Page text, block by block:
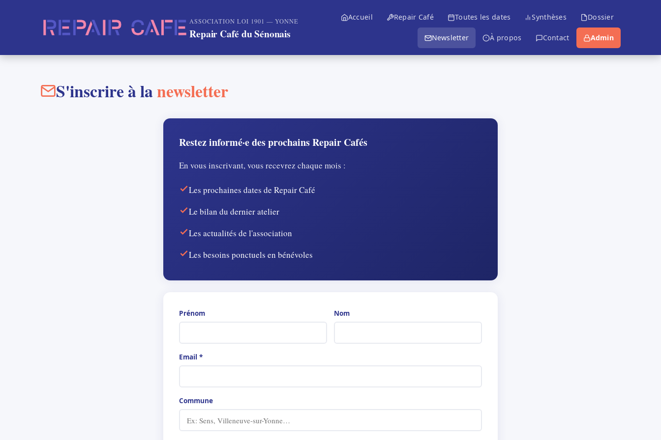
ASSOCIATION LOI 1901 — YONNE
Repair Café du Sénonais
Accueil Repair Café Toutes les dates Synthèses Dossier
Newsletter À propos Contact Admin
S'inscrire à lanewsletter
Restez informé·e des prochains Repair Cafés
En vous inscrivant, vous recevrez chaque mois :
Les prochaines dates de Repair Café
Le bilan du dernier atelier
Les actualités de l'association
Les besoins ponctuels en bénévoles
Prénom Nom
Email *
Commune